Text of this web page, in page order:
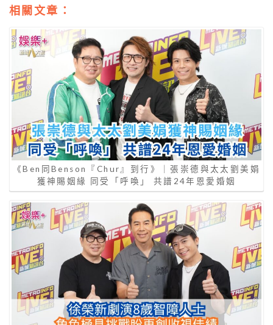
相關文章：
《Ben同Benson『Chur』到行》｜張崇德與太太劉美娟
獲神賜姻緣 同受「呼喚」 共譜24年恩愛婚姻